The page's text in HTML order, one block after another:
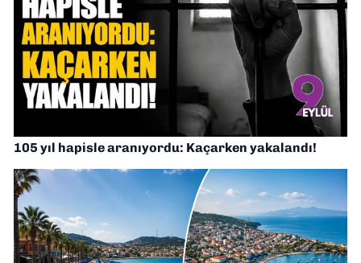
105 yıl hapisle aranıyordu: Kaçarken yakalandı!